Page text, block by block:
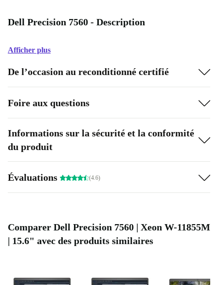
Dell Precision 7560 - Description
Afficher plus
De l’occasion au reconditionné certifié
Foire aux questions
Informations sur la sécurité et la conformité
du produit
Évaluations (4.6)
Comparer Dell Precision 7560 | Xeon W-11855M
| 15.6" avec des produits similaires